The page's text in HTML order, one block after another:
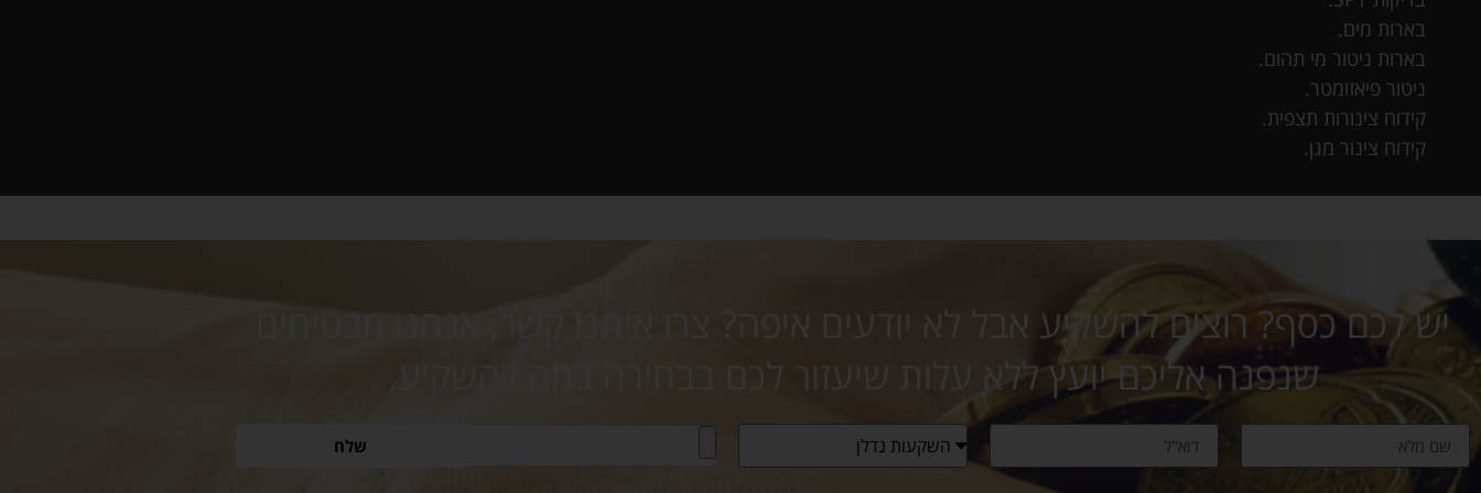
בארות מים.
בארות ניטור מי תהום.
ניטור פיאזומטר.
קידוח צינורות תצפית.
קידוח צינור מגן.
יש לכם כסף? רוצים להשקיע אבל לא יודעים איפה? צרו איתנו קשר, אנחנו מבטיחים
שנפנה אליכם יועץ ללא עלות שיעזור לכם בבחירה במה להשקיע.
שלח